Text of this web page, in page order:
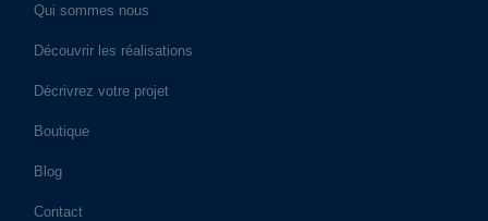
Qui sommes nous
Découvrir les réalisations
Décrivrez votre projet
Boutique
Blog
Contact